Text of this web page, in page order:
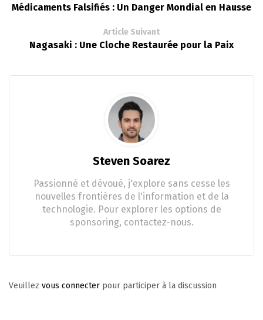
Médicaments Falsifiés : Un Danger Mondial en Hausse
Article Suivant
Nagasaki : Une Cloche Restaurée pour la Paix
Steven Soarez
Passionné et dévoué, j'explore sans cesse les
nouvelles frontières de l'information et de la
technologie. Pour explorer les options de
sponsoring, contactez-nous.
Veuillez vous connecter pour participer à la discussion